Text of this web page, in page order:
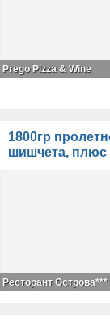
Prego Pizza & Wine
1800гр
шишчета, плюс
Ресторант Острова***